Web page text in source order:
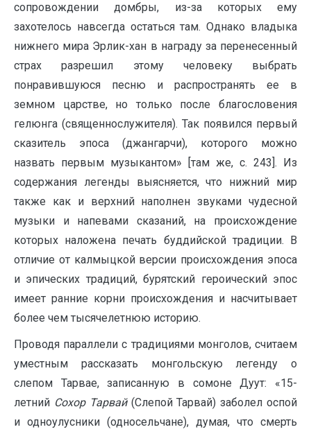
сопровождении домбры, из-за которых ему
захотелось навсегда остаться там. Однако владыка
нижнего мира Эрлик-хан в награду за перенесенный
страх разрешил этому человеку выбрать
понравившуюся песню и распространять ее в
земном царстве, но только после благословения
гелюнга (священнослужителя). Так появился первый
сказитель эпоса (джангарчи), которого можно
назвать первым музыкантом» [там же, с. 243]. Из
содержания легенды выясняется, что нижний мир
также как и верхний наполнен звуками чудесной
музыки и напевами сказаний, на происхождение
которых наложена печать буддийской традиции. В
отличие от калмыцкой версии происхождения эпоса
и эпических традиций, бурятский героический эпос
имеет ранние корни происхождения и насчитывает
более чем тысячелетнюю историю.
Проводя параллели с традициями монголов, считаем
уместным рассказать монгольскую легенду о
слепом Тарвае, записанную в сомоне Дуут: «15-
летний Сохор Тарвай (Слепой Тарвай) заболел оспой
и одноулусники (односельчане), думая, что смерть